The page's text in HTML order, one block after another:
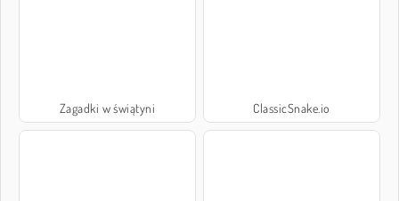
Zagadki w świątyni ClassicSnake.io